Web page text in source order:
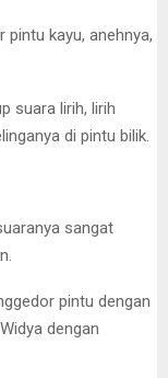
pintu kayu, anehnya,
suara lirih, lirih
di pintu bilik.
sangat
pintu dengan
dengan